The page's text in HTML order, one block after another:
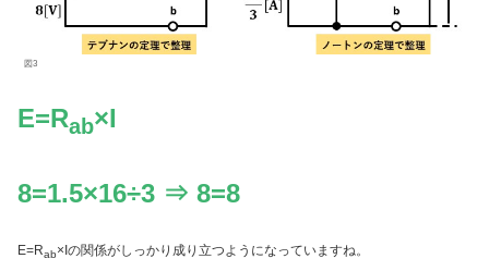
図3
E=Rab×I
8=1.5×16÷3 ⇒ 8=8
E=Rab×Iの関係がしっかり成り立つようになっていますね。